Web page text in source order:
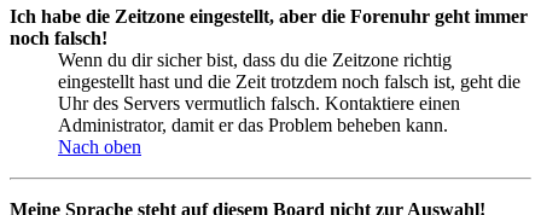
Ich habe die Zeitzone eingestellt, aber die Forenuhr geht immer
noch falsch!
Wenn du dir sicher bist, dass du die Zeitzone richtig
eingestellt hast und die Zeit trotzdem noch falsch ist, geht die
Uhr des Servers vermutlich falsch. Kontaktiere einen
Administrator, damit er das Problem beheben kann.
Nach oben
Meine Sprache steht auf diesem Board nicht zur Auswahl!